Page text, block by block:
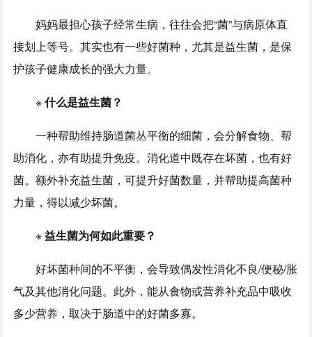
妈妈最担心孩子经常生病，往往会把“菌”与病原体直
接划上等号。其实也有一些好菌种，尤其是益生菌，是保
护孩子健康成长的强大力量。
※什么是益生菌？
一种帮助维持肠道菌丛平衡的细菌，会分解食物、帮
助消化，亦有助提升免疫。消化道中既存在坏菌，也有好
菌。额外补充益生菌，可提升好菌数量，并帮助提高菌种
力量，得以减少坏菌。
※益生菌为何如此重要？
好坏菌种间的不平衡，会导致偶发性消化不良/便秘/胀
气及其他消化问题。此外，能从食物或营养补充品中吸收
多少营养，取决于肠道中的好菌多寡。